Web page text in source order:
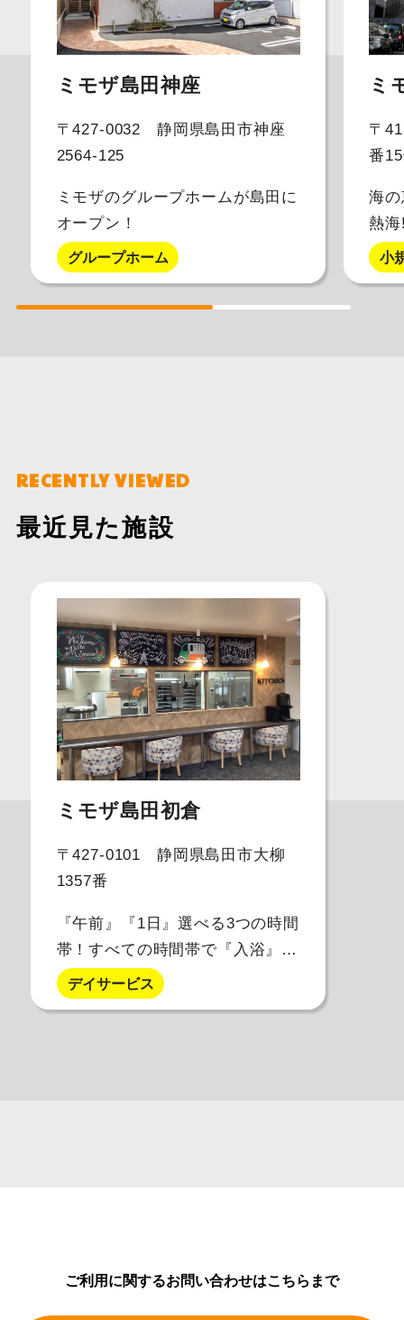
ミモザ島田神座
〒427-0032 静岡県島田市神座
2564-125
ミモザのグループホームが島田に
オープン！
グループホーム
ミ
〒
番
海
熱
小
RECENTLY VIEWED
最近見た施設
ミモザ島田初倉
〒427-0101 静岡県島田市大柳
1357番
『午前』『1日』選べる3つの時間
帯！すべての時間帯で『入浴』
『機能訓練』を実施中！
デイサービス
ご利用に関するお問い合わせはこちらまで